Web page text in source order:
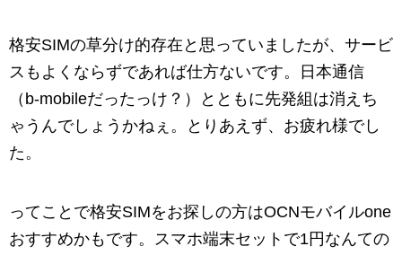
格安SIMの草分け的存在と思っていましたが、サービ
スもよくならずであれば仕方ないです。日本通信
（b-mobileだったっけ？）とともに先発組は消えち
ゃうんでしょうかねぇ。とりあえず、お疲れ様でし
た。
ってことで格安SIMをお探しの方はOCNモバイルone
おすすめかもです。スマホ端末セットで1円なんての